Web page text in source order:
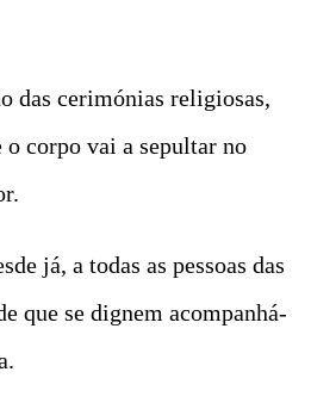
das cerimónias religiosas,
corpo vai a sepultar no
já, a todas as pessoas das
que se dignem acompanhá-